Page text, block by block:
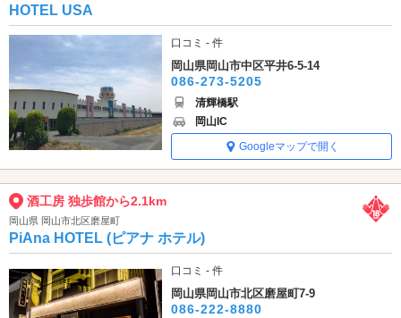
HOTEL USA
口コミ - 件
岡山県岡山市中区平井6-5-14
086-273-5205
清輝橋駅
岡山IC
Googleマップで開く
酒工房 独歩館から2.1km
岡山県 岡山市北区磨屋町
PiAna HOTEL (ピアナ ホテル)
口コミ - 件
岡山県岡山市北区磨屋町7-9
086-222-8880